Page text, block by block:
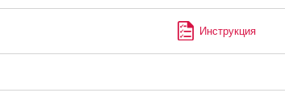
Инструкция